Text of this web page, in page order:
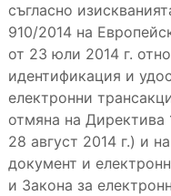
съгласно
910/2014 на
от 23 юли 2014 г.
идентификация и
електронни
отмяна на
28 август 2014 г.) и
документ и
и Закона за